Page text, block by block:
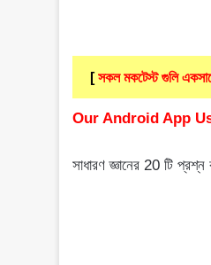
[সকল মকটেস্ট গুলি
Our Android App
সাধারণ জ্ঞানের 20 টি